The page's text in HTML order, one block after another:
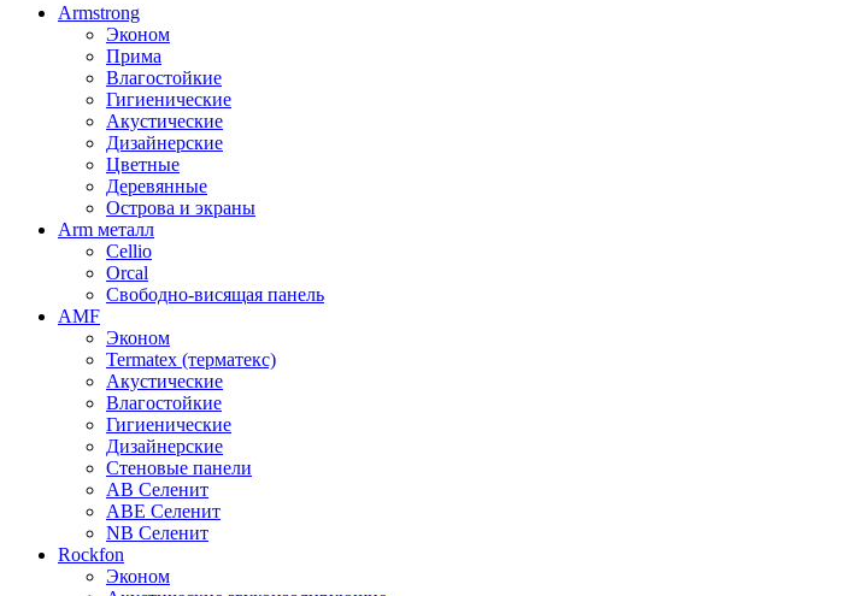
Armstrong
Эконом
Прима
Влагостойкие
Гигиенические
Акустические
Дизайнерские
Цветные
Деревянные
Острова и экраны
Arm металл
Cellio
Orcal
Свободно-висящая панель
AMF
Эконом
Termatex (терматекс)
Акустические
Влагостойкие
Гигиенические
Дизайнерские
Стеновые панели
AB Селенит
ABE Селенит
NB Селенит
Rockfon
Эконом